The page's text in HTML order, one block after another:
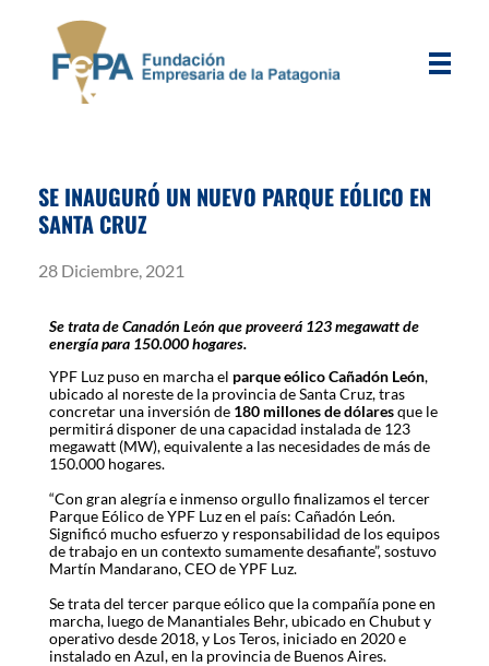
SE INAUGURÓ UN NUEVO PARQUE EÓLICO EN
SANTA CRUZ
28 Diciembre, 2021
Se trata de Canadón León que proveerá 123 megawatt de
energía para 150.000 hogares.
YPF Luz puso en marcha el parque eólico Cañadón León,
ubicado al noreste de la provincia de Santa Cruz, tras
concretar una inversión de 180 millones de dólaresque le
permitirá disponer de una capacidad instalada de 123
megawatt (MW), equivalente a las necesidades de más de
150.000 hogares.
“Con gran alegría e inmenso orgullo finalizamos el tercer
Parque Eólico de YPF Luz en el país: Cañadón León.
Significó mucho esfuerzo y responsabilidad de los equipos
de trabajo en un contexto sumamente desafiante”, sostuvo
Martín Mandarano, CEO de YPF Luz.
Se trata del tercer parque eólico que la compañía pone en
marcha, luego de Manantiales Behr, ubicado en Chubut y
operativo desde 2018, y Los Teros, iniciado en 2020 e
instalado en Azul, en la provincia de Buenos Aires.